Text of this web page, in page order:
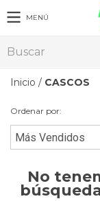
MENÚ
Inicio / CASCOS
Ordenar por:
No